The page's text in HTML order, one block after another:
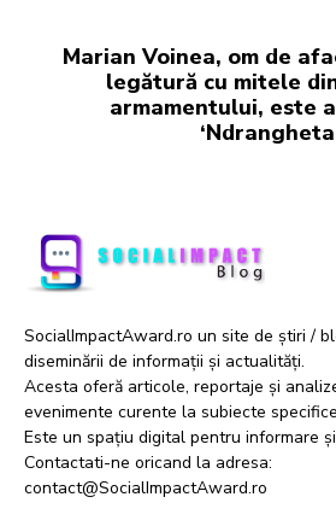
Marian Voinea, om de
legătură cu mitele
armamentului, este
SocialImpactAward.ro un site de știri /
diseminării de informații și actualități.
Acesta oferă articole, reportaje și
evenimente curente la subiecte
Este un spațiu digital pentru informare
Contactati-ne oricand la adresa:
contact@SocialImpactAward.ro